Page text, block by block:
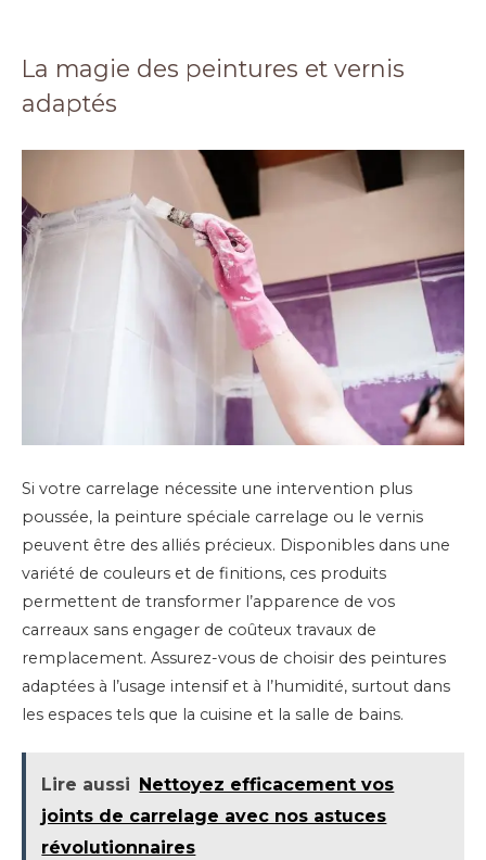
La magie des peintures et vernis
adaptés
Si votre carrelage nécessite une intervention plus
poussée, la peinture spéciale carrelage ou le vernis
peuvent être des alliés précieux. Disponibles dans une
variété de couleurs et de finitions, ces produits
permettent de transformer l’apparence de vos
carreaux sans engager de coûteux travaux de
remplacement. Assurez-vous de choisir des peintures
adaptées à l’usage intensif et à l’humidité, surtout dans
les espaces tels que la cuisine et la salle de bains.
Lire aussi Nettoyez efficacement vos
joints de carrelage avec nos astuces
révolutionnaires